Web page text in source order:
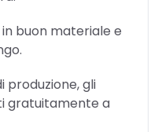
buon materiale e
produzione, gli
gratuitamente a